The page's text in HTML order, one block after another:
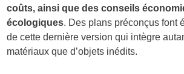
coûts, ainsi que des conseils
écologiques. Des plans préconçus font
de cette dernière version qui intègre
matériaux que d’objets inédits.